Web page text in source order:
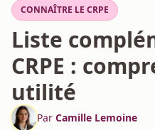
CONNAÎTRE LE CRPE
Liste
CRPE :
utilité
Par Camille Lemoine